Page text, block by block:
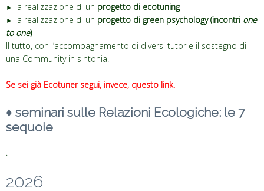
► la realizzazione di un progetto di ecotuning
► la realizzazione di un progetto di green psychology (incontri one
to one)
Il tutto, con l’accompagnamento di diversi tutor e il sostegno di
una Community in sintonia.
Se sei già Ecotuner segui, invece, questo link.
♦ seminari sulle Relazioni Ecologiche: le 7
sequoie
2026